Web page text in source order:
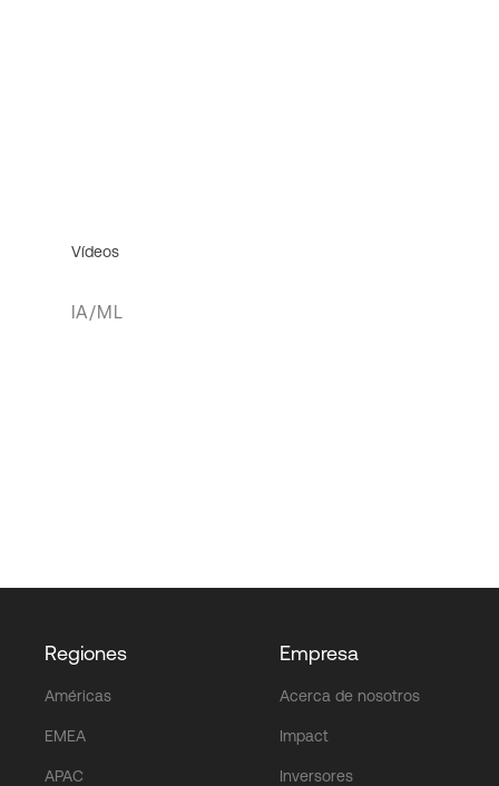
Vídeos
IA/ML
Regiones
Américas
EMEA
APAC
Empresa
Acerca de nosotros
Impact
Inversores